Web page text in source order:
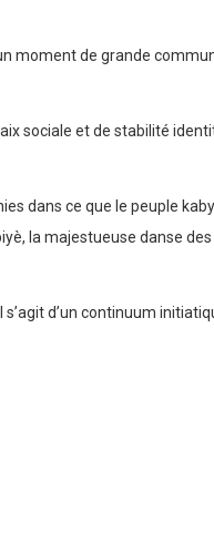
moment de grande
sociale et de stabilité
dans ce que le peuple
la majestueuse danse des
d’un continuum